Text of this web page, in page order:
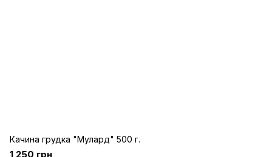
Качина грудка "Мулард" 500 г.
1 250 грн